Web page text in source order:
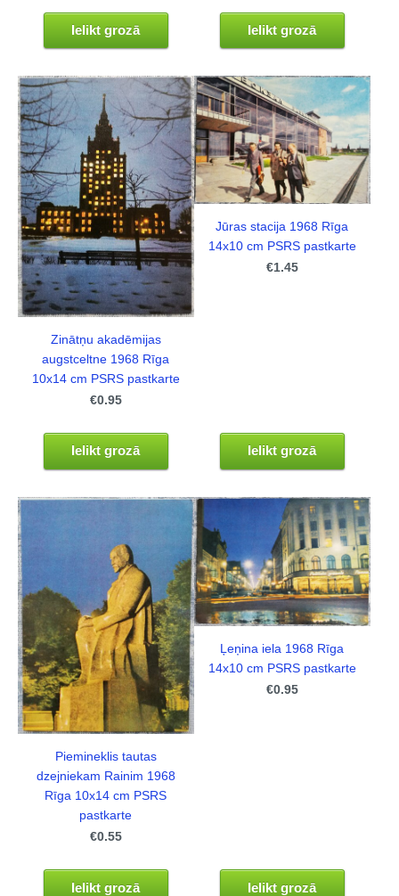
Ielikt grozā Ielikt grozā
Zinātņu akadēmijas
augstceltne 1968 Rīga
10x14 cm PSRS pastkarte
€0.95
Ielikt grozā
Jūras stacija 1968 Rīga
14x10 cm PSRS pastkarte
€1.45
Ielikt grozā
Piemineklis tautas
dzejniekam Rainim 1968
Rīga 10x14 cm PSRS
pastkarte
€0.55
Ielikt grozā
Ļeņina iela 1968 Rīga
14x10 cm PSRS pastkarte
€0.95
Ielikt grozā